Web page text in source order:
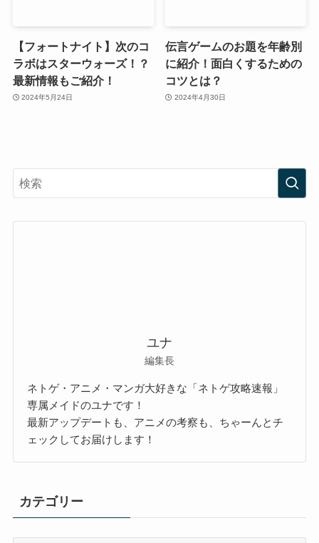
【フォートナイト】次のコ
ラボはスターウォーズ！？
最新情報もご紹介！
2024年5月24日
伝言ゲームのお題を年齢別
に紹介！面白くするための
コツとは？
2024年4月30日
ユナ
編集長
ネトゲ・アニメ・マンガ大好きな「ネトゲ攻略速報」
専属メイドのユナです！
最新アップデートも、アニメの考察も、ちゃーんとチ
ェックしてお届けします！
カテゴリー